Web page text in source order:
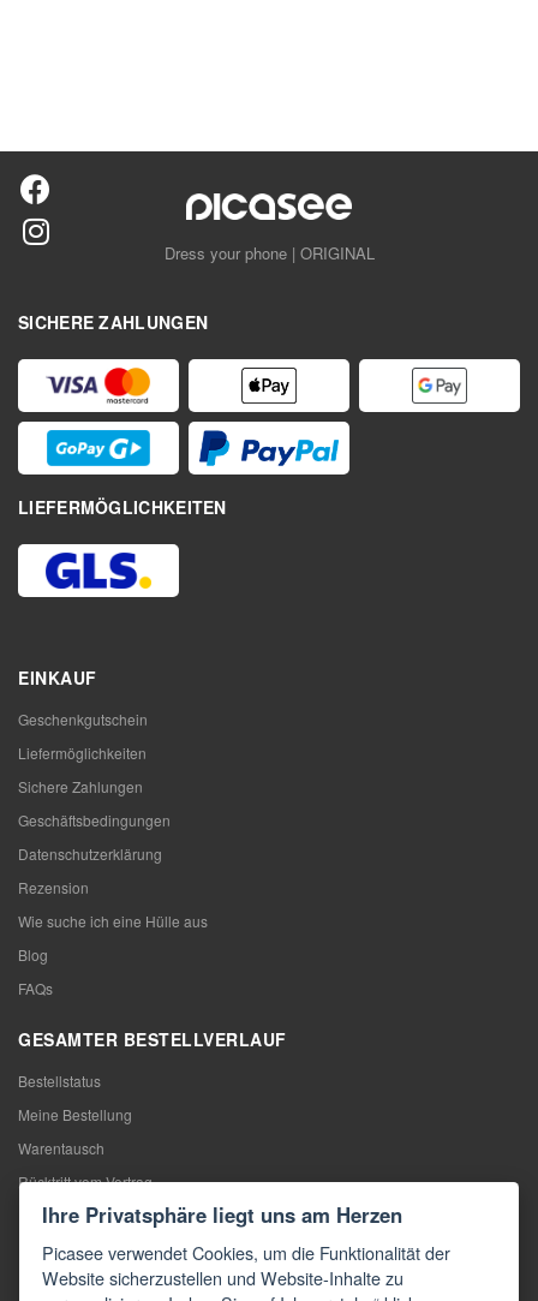
Dress your phone | ORIGINAL
SICHERE ZAHLUNGEN
LIEFERMÖGLICHKEITEN
EINKAUF
Geschenkgutschein
Liefermöglichkeiten
Sichere Zahlungen
Geschäftsbedingungen
Datenschutzerklärung
Rezension
Wie suche ich eine Hülle aus
Blog
FAQs
GESAMTER BESTELLVERLAUF
Bestellstatus
Meine Bestellung
Warentausch
Rücktritt vom Vertrag
Reklamation
KONTAKTE
Ihre Privatsphäre liegt uns am Herzen
Picasee verwendet Cookies, um die Funktionalität der
Website sicherzustellen und Website-Inhalte zu